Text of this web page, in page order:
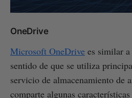
OneDrive
Microsoft OneDrive es similar
sentido de que se utiliza
servicio de almacenamiento de
comparte algunas